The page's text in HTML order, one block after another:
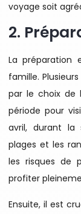
voyage soit
2.
La préparation
famille.
par le choix de
période pour
avril, durant la
plages et les
les risques de
profiter
Ensuite, il est